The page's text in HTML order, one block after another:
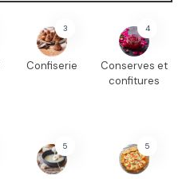
3
Confiserie
4
Conserves et
confitures
5 5